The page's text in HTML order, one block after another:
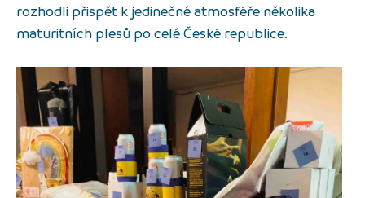
rozhodli přispět k jedinečné atmosféře několika
maturitních plesů po celé České republice.